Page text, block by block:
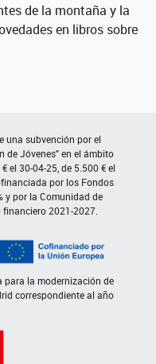
de la montaña y la
en libros sobre
una subvención por el
de Jóvenes" en el ámbito
el 30-04-25, de 5.500 € el
por los Fondos
y por la Comunidad de
2021-2027.
para la modernización de
correspondiente al año